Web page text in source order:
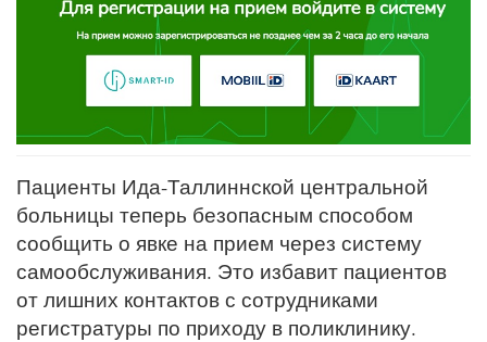
Пациенты Ида-Таллиннской центральной
больницы теперь безопасным способом
сообщить о явке на прием через систему
самообслуживания. Это избавит пациентов
от лишних контактов с сотрудниками
регистратуры по приходу в поликлинику.